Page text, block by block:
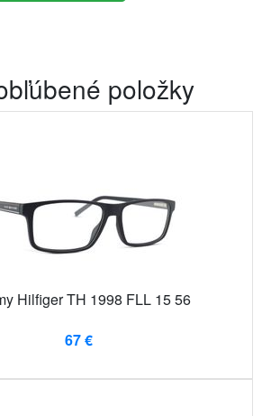
položky
Hilfiger TH 1998 FLL 15 56
67 €